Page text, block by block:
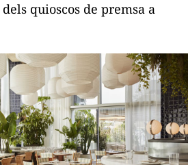
quioscos de premsa a